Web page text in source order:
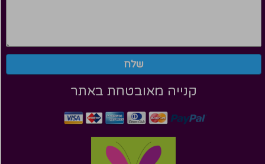
שלח
קנייה מאובטחת באתר